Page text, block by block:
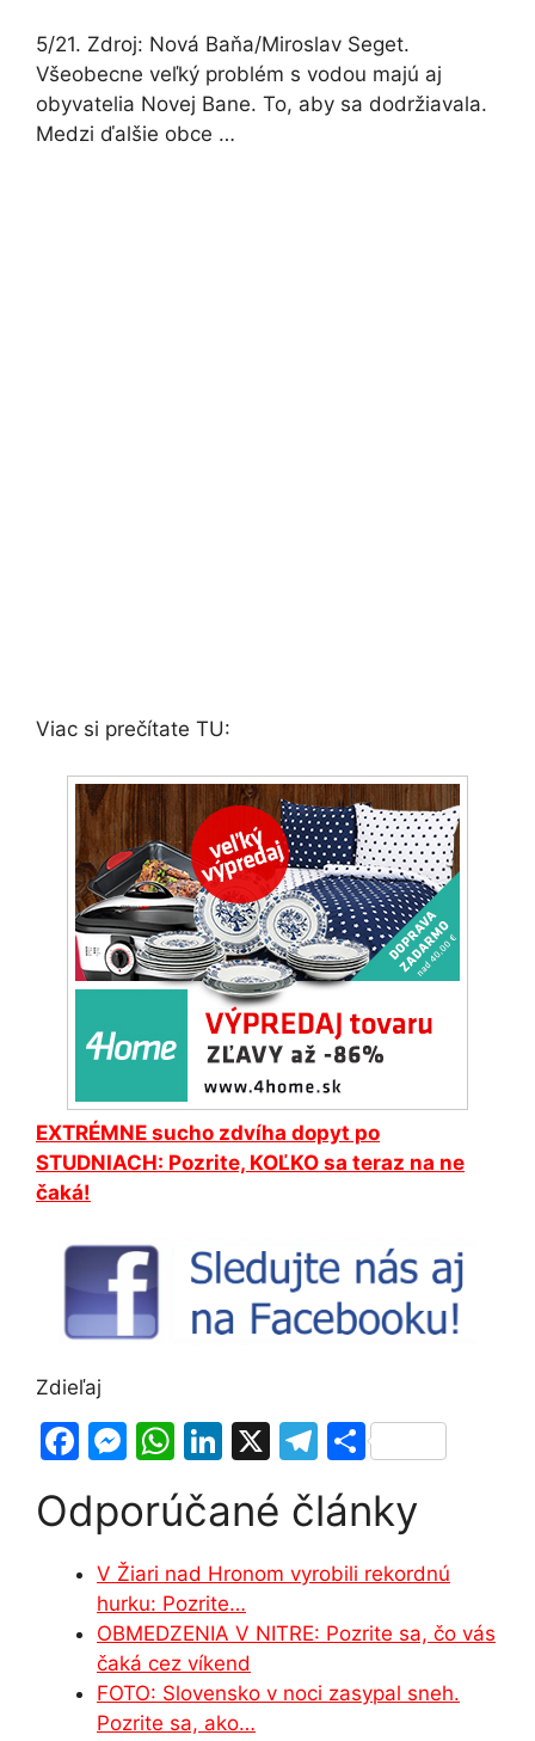
5/21. Zdroj: Nová Baňa/Miroslav Seget.
Všeobecne veľký problém s vodou majú aj
obyvatelia Novej Bane. To, aby sa dodržiavala.
Medzi ďalšie obce …
Viac si prečítate TU:
EXTRÉMNE sucho zdvíha dopyt po
STUDNIACH: Pozrite, KOĽKO sa teraz na ne
čaká!
Zdieľaj
F
c
e
b
o
o
k
M
s
s
e
n
g
er
W
at
A
p
p
Li
k
dI
n
X
T
e
gr
a
m
S
ar
e
Odporúčané články
V Žiari nad Hronom vyrobili rekordnú
hurku: Pozrite…
OBMEDZENIA V NITRE: Pozrite sa, čo vás
čaká cez víkend
FOTO: Slovensko v noci zasypal sneh.
Pozrite sa, ako…